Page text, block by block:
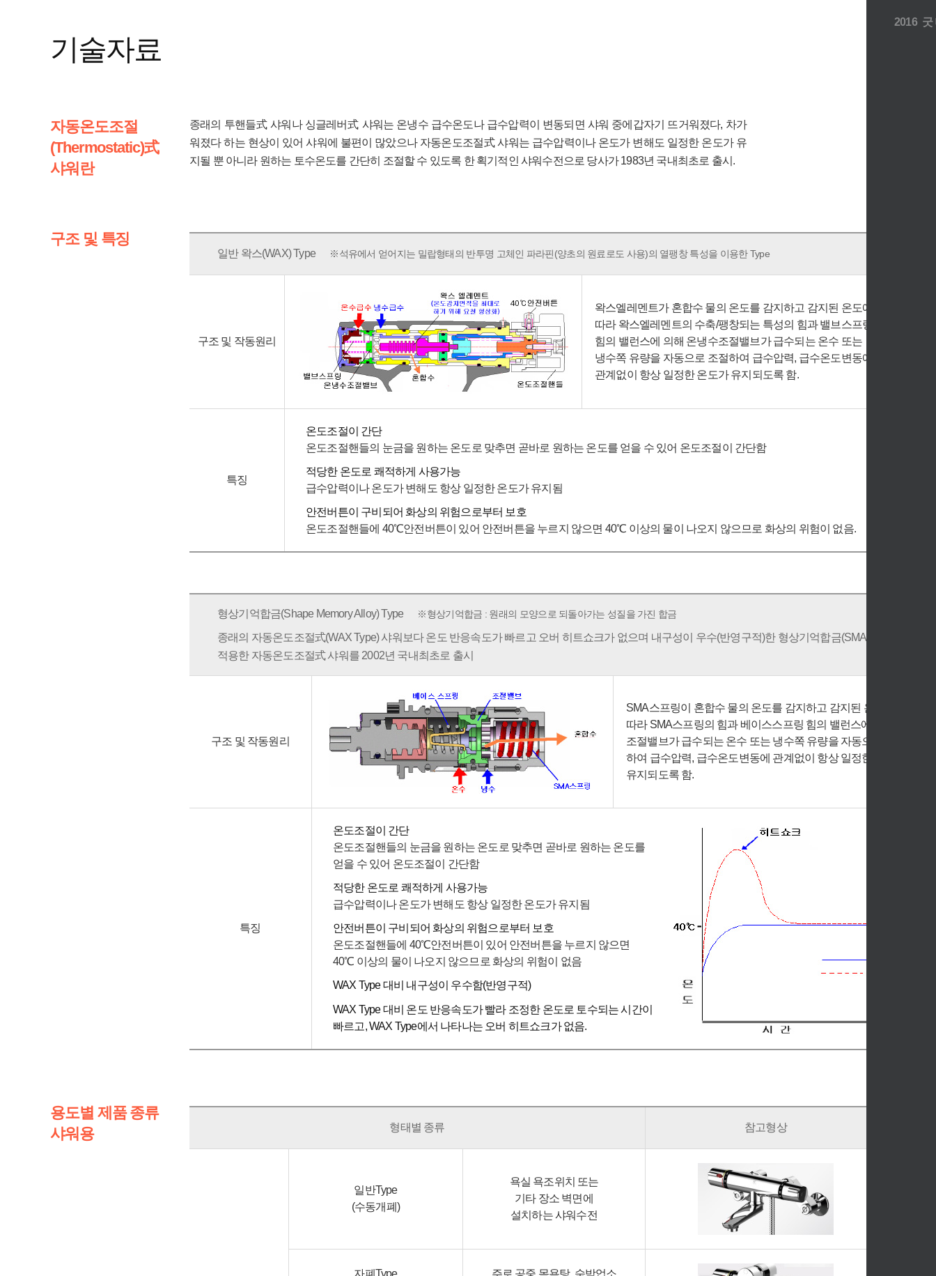
기술자료
자동온도조절
(Thermostatic)式
샤워란
종래의 투핸들式 샤워나 싱글레버式 샤워는 온냉수 급수온도나 급수압력이 변동되면 샤워 중에갑자기 뜨거워졌다, 차가
워졌다 하는 현상이 있어 샤워에 불편이 많았으나 자동온도조절式 샤워는 급수압력이나 온도가 변해도 일정한 온도가 유
지될 뿐 아니라 원하는 토수온도를 간단히 조절할 수 있도록 한 획기적인 샤워수전으로 당사가 1983년 국내최초로 출시.
구조 및 특징
일반 왁스(WAX) Type ※석유에서 얻어지는 밀랍형태의 반투명 고체인 파라핀(양초의 원료로도 사용)의 열팽창 특성을 이용한 Type
구조 및 작동원리
왁스엘레멘트가 혼합수 물의 온도를 감지하고 감지된 온도에
따라 왁스엘레멘트의 수축/팽창되는 특성의 힘과 밸브스프링
힘의 밸런스에 의해 온냉수조절밸브가 급수되는 온수 또는
냉수쪽 유량을 자동으로 조절하여 급수압력, 급수온도변동에
관계없이 항상 일정한 온도가 유지되도록 함.
특징
온도조절이 간단
온도조절핸들의 눈금을 원하는 온도로 맞추면 곧바로 원하는 온도를 얻을 수 있어 온도조절이 간단함
적당한 온도로 쾌적하게 사용가능
급수압력이나 온도가 변해도 항상 일정한 온도가 유지됨
안전버튼이 구비되어 화상의 위험으로부터 보호
온도조절핸들에 40℃안전버튼이 있어 안전버튼을 누르지 않으면 40℃ 이상의 물이 나오지 않으므로 화상의 위험이 없음.
형상기억합금(Shape Memory Alloy) Type ※형상기억합금 : 원래의 모양으로 되돌아가는 성질을 가진 합금
종래의 자동온도조절式(WAX Type) 샤워보다 온도 반응속도가 빠르고 오버 히트쇼크가 없으며 내구성이 우수(반영구적)한 형상기억합금(SMA)을
적용한 자동온도조절式 샤워를 2002년 국내최초로 출시
구조 및 작동원리
SMA스프링이 혼합수 물의 온도를 감지하고 감지된 온도에
따라 SMA스프링의 힘과 베이스스프링 힘의 밸런스에 의해
조절밸브가 급수되는 온수 또는 냉수쪽 유량을 자동으로 조절
하여 급수압력, 급수온도변동에 관계없이 항상 일정한 온도가
유지되도록 함.
특징
온도조절이 간단
온도조절핸들의 눈금을 원하는 온도로 맞추면 곧바로 원하는 온도를
얻을 수 있어 온도조절이 간단함
적당한 온도로 쾌적하게 사용가능
급수압력이나 온도가 변해도 항상 일정한 온도가 유지됨
안전버튼이 구비되어 화상의 위험으로부터 보호
온도조절핸들에 40℃안전버튼이 있어 안전버튼을 누르지 않으면
40℃ 이상의 물이 나오지 않으므로 화상의 위험이 없음
WAX Type 대비 내구성이 우수함(반영구적)
WAX Type 대비 온도 반응속도가 빨라 조정한 온도로 토수되는 시간이
빠르고, WAX Type에서 나타나는 오버 히트쇼크가 없음.
용도별 제품 종류
샤워용
형태별 종류 참고형상
일반Type
(수동개폐)
욕실 욕조위치 또는
기타 장소 벽면에
설치하는 샤워수전
2016 굿